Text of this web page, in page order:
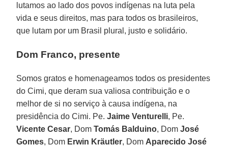
lutamos ao lado dos povos indígenas na luta pela
vida e seus direitos, mas para todos os brasileiros,
que lutam por um Brasil plural, justo e solidário.
Dom Franco, presente
Somos gratos e homenageamos todos os presidentes
do Cimi, que deram sua valiosa contribuição e o
melhor de si no serviço à causa indígena, na
presidência do Cimi. Pe.Jaime Venturelli, Pe.
Vicente Cesar, DomTomás Balduino, DomJosé
Gomes, Dom Erwin Kräutler, Dom Aparecido José